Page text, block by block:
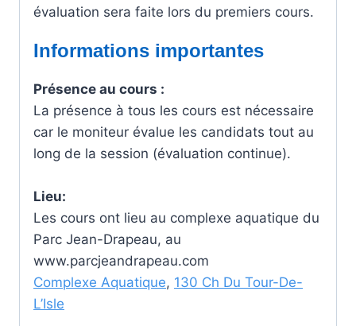
évaluation sera faite lors du premiers cours.
Informations importantes
Présence au cours :
La présence à tous les cours est nécessaire
car le moniteur évalue les candidats tout au
long de la session (évaluation continue).
Lieu:
Les cours ont lieu au complexe aquatique du
Parc Jean-Drapeau, au
www.parcjeandrapeau.com
Complexe Aquatique, 130 Ch Du Tour-De-
L’Isle